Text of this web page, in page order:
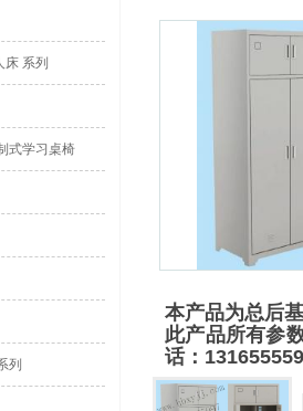
系列
式学习桌椅
列
本产品为总后
此产品所有参
话：